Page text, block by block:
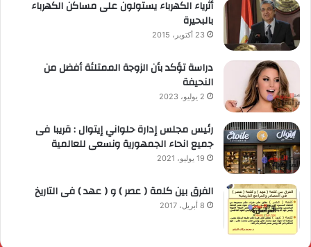
أثرياء الكهرباء يستولون على مساكن الكهرباء
بالبحيرة
23 أكتوبر، 2015
دراسة تؤكد بأن الزوجة الممتلئة أفضل من
النحيفة
2 يوليو، 2023
رئيس مجلس إدارة حلواني إيتوال : قريبا فى
جميع انحاء الجمهورية ونسعى للعالمية
19 يوليو، 2021
الفرق بين كلمة ( عصر ) و ( عهد ) فى التاريخ
8 أبريل، 2017